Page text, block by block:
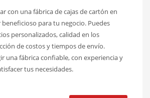
con una fábrica de cajas de cartón en
para tu negocio. Puedes
personalizados, calidad en los
de costos y tiempos de envío.
una fábrica confiable, con experiencia y
tus necesidades.